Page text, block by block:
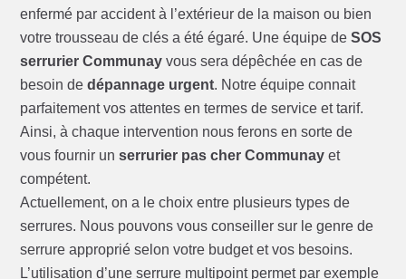
enfermé par accident à l’extérieur de la maison ou bien
votre trousseau de clés a été égaré. Une équipe deSOS
serrurier Communay vous sera dépêchée en cas de
besoin dedépannage urgent. Notre équipe connait
parfaitement vos attentes en termes de service et tarif.
Ainsi, à chaque intervention nous ferons en sorte de
vous fournir unserrurier pas cher Communay et
compétent.
Actuellement, on a le choix entre plusieurs types de
serrures. Nous pouvons vous conseiller sur le genre de
serrure approprié selon votre budget et vos besoins.
L’utilisation d’une serrure multipoint permet par exemple